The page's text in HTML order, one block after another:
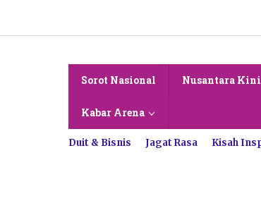
konten
Sorot Nasional Nusantara Kini
Kabar Arena
Duit & Bisnis Jagat Rasa Kisah